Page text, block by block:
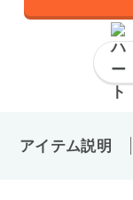
アイテム説明